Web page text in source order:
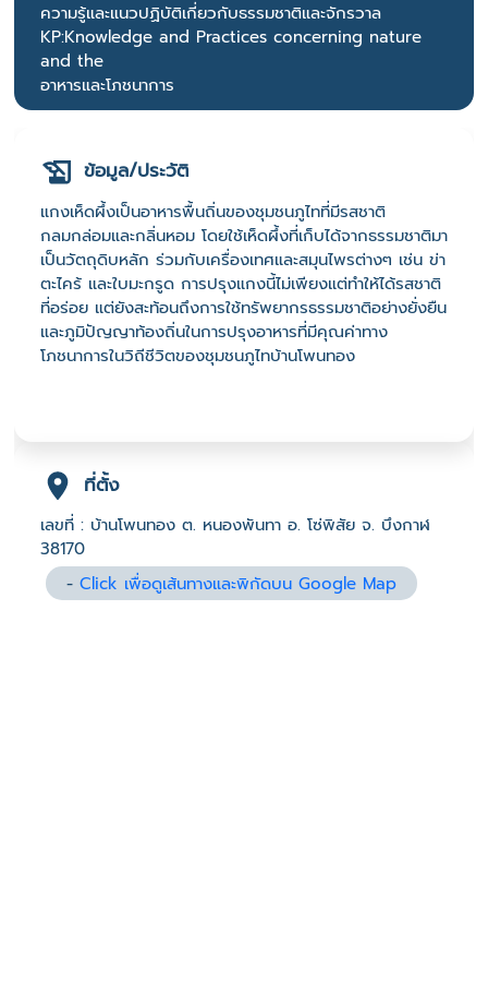
ความรู้และแนวปฏิบัติเกี่ยวกับธรรมชาติและจักรวาล
KP:Knowledge and Practices concerning nature
and the
อาหารและโภชนาการ
ข้อมูล/ประวัติ
แกงเห็ดผึ้งเป็นอาหารพื้นถิ่นของชุมชนภูไทที่มีรสชาติ
กลมกล่อมและกลิ่นหอม โดยใช้เห็ดผึ้งที่เก็บได้จากธรรมชาติมา
เป็นวัตถุดิบหลัก ร่วมกับเครื่องเทศและสมุนไพรต่างๆ เช่น ข่า
ตะไคร้ และใบมะกรูด การปรุงแกงนี้ไม่เพียงแต่ทำให้ได้รสชาติ
ที่อร่อย แต่ยังสะท้อนถึงการใช้ทรัพยากรธรรมชาติอย่างยั่งยืน
และภูมิปัญญาท้องถิ่นในการปรุงอาหารที่มีคุณค่าทาง
โภชนาการในวิถีชีวิตของชุมชนภูไทบ้านโพนทอง
ที่ตั้ง
เลขที่ : บ้านโพนทอง ต. หนองพันทา อ. โซ่พิสัย จ. บึงกาฬ
38170
-Click เพื่อดูเส้นทางและพิกัดบน Google Map